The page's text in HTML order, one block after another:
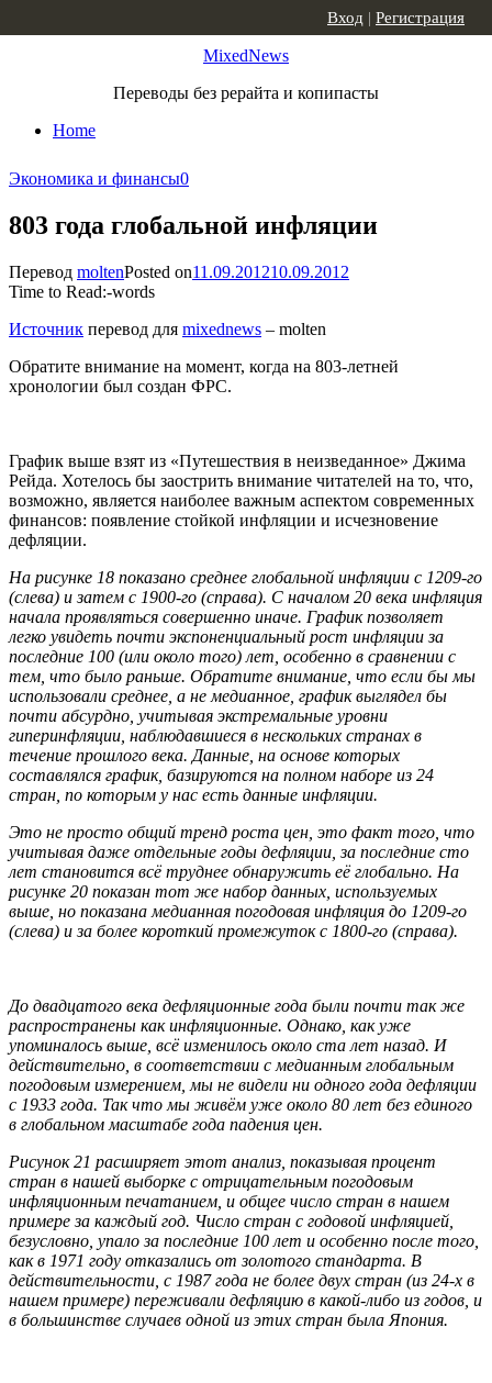
MixedNews
Переводы без рерайта и копипасты
Home
Вход | Регистрация
Экономика и финансы0
803 года глобальной инфляции
Перевод moltenPosted on11.09.201210.09.2012
Time to Read:-words
Источник перевод для mixednews – molten
Обратите внимание на момент, когда на 803-летней
хронологии был создан ФРС.
График выше взят из «Путешествия в неизведанное» Джима
Рейда. Хотелось бы заострить внимание читателей на то, что,
возможно, является наиболее важным аспектом современных
финансов: появление стойкой инфляции и исчезновение
дефляции.
На рисунке 18 показано среднее глобальной инфляции с 1209-го
(слева) и затем с 1900-го (справа). С началом 20 века инфляция
начала проявляться совершенно иначе. График позволяет
легко увидеть почти экспоненциальный рост инфляции за
последние 100 (или около того) лет, особенно в сравнении с
тем, что было раньше. Обратите внимание, что если бы мы
использовали среднее, а не медианное, график выглядел бы
почти абсурдно, учитывая экстремальные уровни
гиперинфляции, наблюдавшиеся в нескольких странах в
течение прошлого века. Данные, на основе которых
составлялся график, базируются на полном наборе из 24
стран, по которым у нас есть данные инфляции.
Это не просто общий тренд роста цен, это факт того, что
учитывая даже отдельные годы дефляции, за последние сто
лет становится всё труднее обнаружить её глобально. На
рисунке 20 показан тот же набор данных, используемых
выше, но показана медианная погодовая инфляция до 1209-го
(слева) и за более короткий промежуток с 1800-го (справа).
До двадцатого века дефляционные года были почти так же
распространены как инфляционные. Однако, как уже
упоминалось выше, всё изменилось около ста лет назад. И
действительно, в соответствии с медианным глобальным
погодовым измерением, мы не видели ни одного года дефляции
с 1933 года. Так что мы живём уже около 80 лет без единого
в глобальном масштабе года падения цен.
Рисунок 21 расширяет этот анализ, показывая процент
стран в нашей выборке с отрицательным погодовым
инфляционным печатанием, и общее число стран в нашем
примере за каждый год. Число стран с годовой инфляцией,
безусловно, упало за последние 100 лет и особенно после того,
как в 1971 году отказались от золотого стандарта. В
действительности, с 1987 года не более двух стран (из 24-х в
нашем примере) переживали дефляцию в какой-либо из годов, и
в большинстве случаев одной из этих стран была Япония.